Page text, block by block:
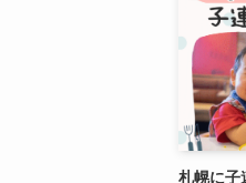
札幌に子